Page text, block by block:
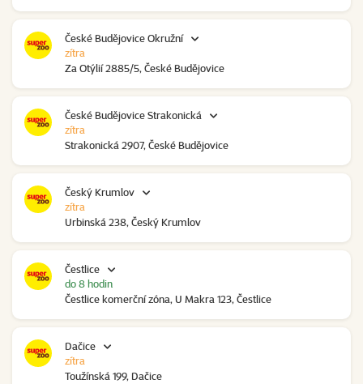
České Budějovice Okružní
Za Otýlií 2885/5, České Budějovice
zítra
České Budějovice Strakonická
Strakonická 2907, České Budějovice
zítra
Český Krumlov
Urbinská 238, Český Krumlov
zítra
Čestlice
Čestlice komerční zóna, U Makra 123, Čestlice
do 8 hodin
Dačice
Toužínská 199, Dačice
zítra